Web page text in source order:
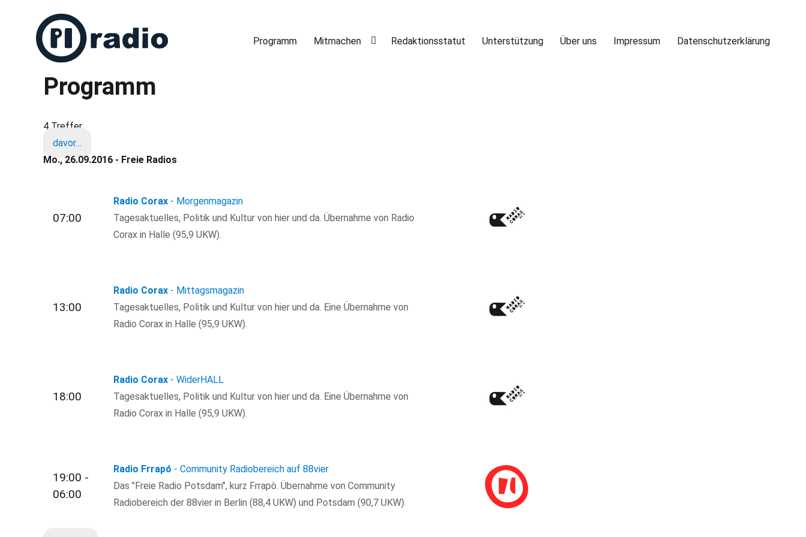
Freies Radio in Berlin
Programm Mitmachen Redaktionsstatut Unterstützung Über uns Impressum Datenschutzerklärung
Programm
4 Treffer
davor…
Mo., 26.09.2016 - Freie Radios
07:00
Radio Corax - Morgenmagazin
Tagesaktuelles, Politik und Kultur von hier und da. Übernahme von Radio
Corax in Halle (95,9 UKW).
13:00
Radio Corax - Mittagsmagazin
Tagesaktuelles, Politik und Kultur von hier und da. Eine Übernahme von
Radio Corax in Halle (95,9 UKW).
18:00
Radio Corax - WiderHALL
Tagesaktuelles, Politik und Kultur von hier und da. Eine Übernahme von
Radio Corax in Halle (95,9 UKW).
19:00 -
06:00
Radio Frrapó - Community Radiobereich auf 88vier
Das "Freie Radio Potsdam", kurz Frrapò. Übernahme von Community
Radiobereich der 88vier in Berlin (88,4 UKW) und Potsdam (90,7 UKW).